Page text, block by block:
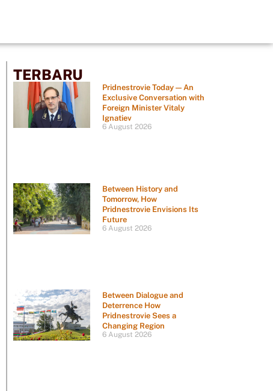
TERBARU
Pridnestrovie Today — An
Exclusive Conversation with
Foreign Minister Vitaly
Ignatiev
6 August 2026
Between History and
Tomorrow, How
Pridnestrovie Envisions Its
Future
6 August 2026
Between Dialogue and
Deterrence How
Pridnestrovie Sees a
Changing Region
6 August 2026